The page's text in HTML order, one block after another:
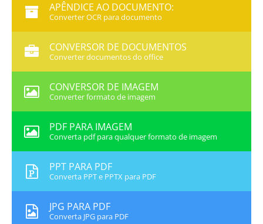
APÊNDICE AO DOCUMENTO:
Converter OCR para documento
CONVERSOR DE DOCUMENTOS
Converter documentos do office
CONVERSOR DE IMAGEM
Converter formato de imagem
PDF PARA IMAGEM
Converta pdf para qualquer formato de imagem
PPT PARA PDF
Converta PPT e PPTX para PDF
JPG PARA PDF
Converta JPG para PDF